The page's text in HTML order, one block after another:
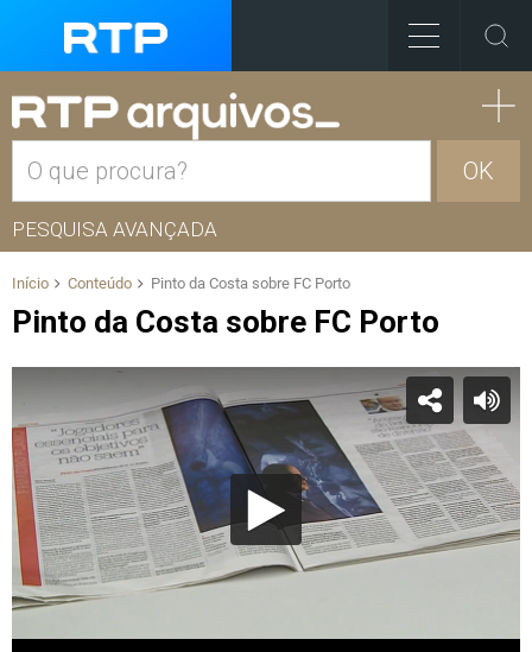
OK
PESQUISA AVANÇADA
Início Conteúdo Pinto da Costa sobre FC Porto
Pinto da Costa sobre FC Porto